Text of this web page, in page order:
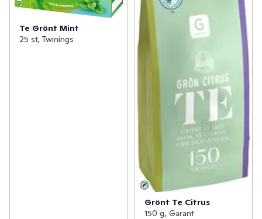
Te Grönt Mint
25 st, Twinings
Grönt Te Citrus
150 g, Garant